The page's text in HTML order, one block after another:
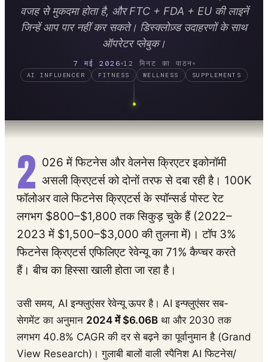
वजह से मुकदमा होता है, और FTC + FDA + EU की लाइनें
जिन्हें आप पार नहीं कर सकते। डिस्क्लोज़्ड उदाहरणों के साथ
ऑपरेटर प्लेबुक।
7 मई 2026 12 मिनट का पाठन
AI INFLUENCER FITNESS WELLNESS SUPPLEMENTS
2 026 में फिटनेस और वेलनेस क्रिएटर इकोनॉमी
असली क्रिएटर्स को दोनों तरफ से दबा रही है। 100K
फॉलोअर वाले फिटनेस क्रिएटर्स के स्पॉन्सर्ड पोस्ट रेट
लगभग $800–$1,800 तक सिकुड़ चुके हैं (2022–
2023 में $1,500–$3,000 की तुलना में)। टॉप 3%
फिटनेस क्रिएटर्स एफिलिएट रेवेन्यू का 71% कैप्चर करते
हैं। बीच का हिस्सा खाली होता जा रहा है।
उसी समय, AI इन्फ्लुएंसर रेवेन्यू ऊपर है। AI इन्फ्लुएंसर सब-
सेगमेंट का अनुमान 2024 में $6.06B था और 2030 तक
लगभग 40.8% CAGR की दर से बढ़ने का पूर्वानुमान है (Grand
View Research)। गुलाबी बालों वाली स्पैनिश AI फिटनेस/